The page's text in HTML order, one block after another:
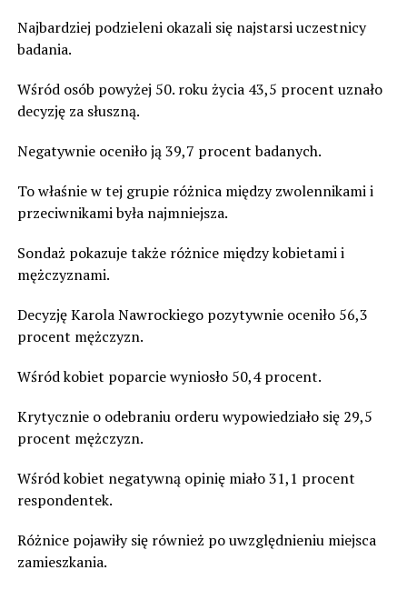
Najbardziej podzieleni okazali się najstarsi uczestnicy
badania.
Wśród osób powyżej 50. roku życia 43,5 procent uznało
decyzję za słuszną.
Negatywnie oceniło ją 39,7 procent badanych.
To właśnie w tej grupie różnica między zwolennikami i
przeciwnikami była najmniejsza.
Sondaż pokazuje także różnice między kobietami i
mężczyznami.
Decyzję Karola Nawrockiego pozytywnie oceniło 56,3
procent mężczyzn.
Wśród kobiet poparcie wyniosło 50,4 procent.
Krytycznie o odebraniu orderu wypowiedziało się 29,5
procent mężczyzn.
Wśród kobiet negatywną opinię miało 31,1 procent
respondentek.
Różnice pojawiły się również po uwzględnieniu miejsca
zamieszkania.